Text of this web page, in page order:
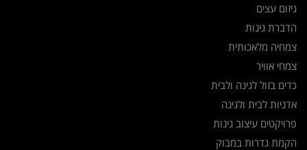
גיזום עצים
הדברת גינות
צמחיה מלאכותית
צמחי אוויר
כדים בזול לגינה ולבית
אדניות לבית ולגינה
פרויקטים עיצוב גינות
הקמת גדרות במבוק